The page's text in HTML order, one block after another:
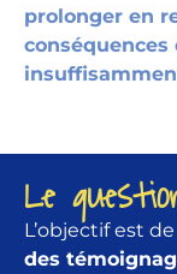
prolonger en
conséquences
Le
L’objectif est
des